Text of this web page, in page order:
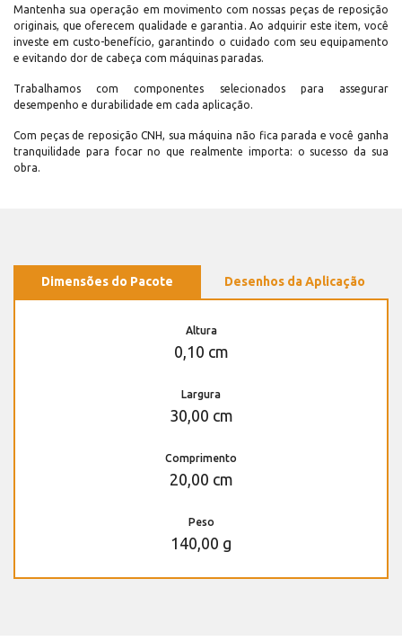
Mantenha sua operação em movimento com nossas peças de reposição
originais, que oferecem qualidade e garantia. Ao adquirir este item, você
investe em custo-benefício, garantindo o cuidado com seu equipamento
e evitando dor de cabeça com máquinas paradas.
Trabalhamos com componentes selecionados para assegurar
desempenho e durabilidade em cada aplicação.
Com peças de reposição CNH, sua máquina não fica parada e você ganha
tranquilidade para focar no que realmente importa: o sucesso da sua
obra.
Dimensões do Pacote Desenhos da Aplicação
Altura
0,10 cm
Largura
30,00 cm
Comprimento
20,00 cm
Peso
140,00 g